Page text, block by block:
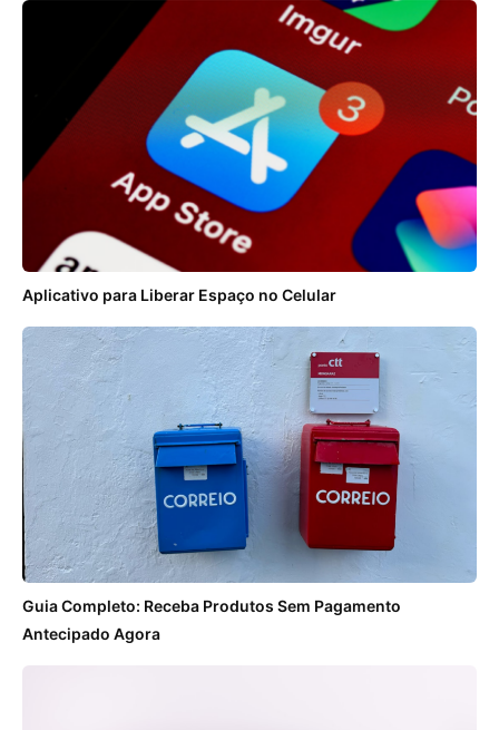
Aplicativo para Liberar Espaço no Celular
Guia Completo: Receba Produtos Sem Pagamento
Antecipado Agora